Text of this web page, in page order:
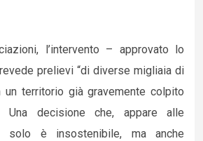
l’intervento – approvato lo
prelievi “di diverse migliaia di
un territorio già gravemente colpito
Una decisione che, appare alle
solo è insostenibile, ma anche